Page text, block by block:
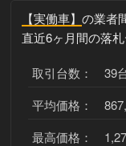
【実働車】 の業者
直近6ヶ月間の落
取引台数： 39
平均価格：
最高価格：